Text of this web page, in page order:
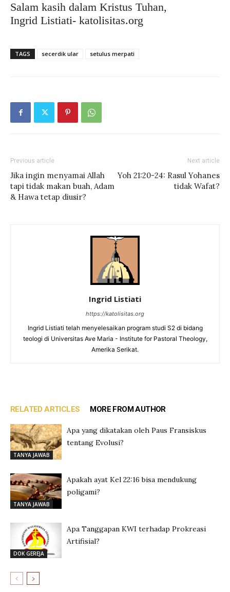
Salam kasih dalam Kristus Tuhan,
Ingrid Listiati- katolisitas.org
TAGS secerdik ular setulus merpati
Previous article
Jika ingin menyamai Allah
tapi tidak makan buah, Adam
& Hawa tetap diusir?
Next article
Yoh 21:20-24: Rasul Yohanes
tidak Wafat?
Ingrid Listiati
https://katolisitas.org
Ingrid Listiati telah menyelesaikan program studi S2 di bidang
teologi di Universitas Ave Maria - Institute for Pastoral Theology,
Amerika Serikat.
RELATED ARTICLES MORE FROM AUTHOR
TANYA JAWAB
Apa yang dikatakan oleh Paus Fransiskus
tentang Evolusi?
TANYA JAWAB
Apakah ayat Kel 22:16 bisa mendukung
poligami?
DOK GEREJA
Apa Tanggapan KWI terhadap Prokreasi
Artifisial?